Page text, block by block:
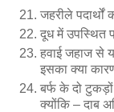
जहरीले पदार्थों
दूध में उपस्थित
हवाई जहाज से
इसका क्या
बर्फ के दो
क्योंकि – दाब